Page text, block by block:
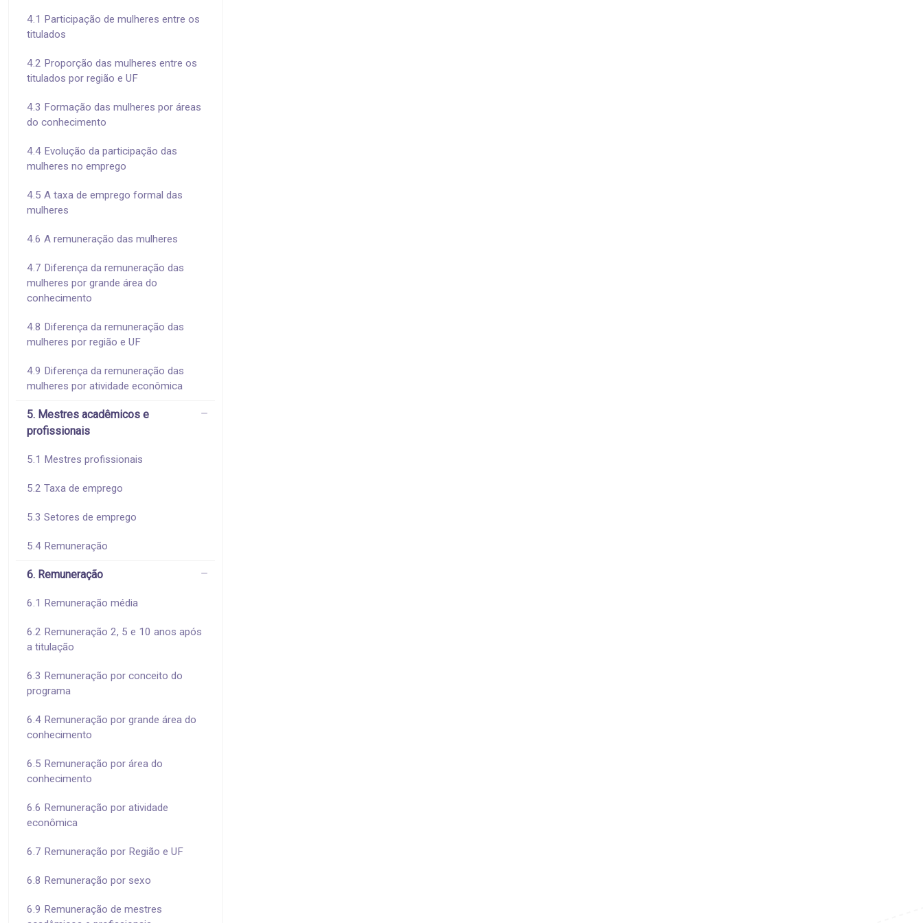
4.1 Participação de mulheres entre os
titulados
4.2 Proporção das mulheres entre os
titulados por região e UF
4.3 Formação das mulheres por áreas
do conhecimento
4.4 Evolução da participação das
mulheres no emprego
4.5 A taxa de emprego formal das
mulheres
4.6 A remuneração das mulheres
4.7 Diferença da remuneração das
mulheres por grande área do
conhecimento
4.8 Diferença da remuneração das
mulheres por região e UF
4.9 Diferença da remuneração das
mulheres por atividade econômica
5. Mestres acadêmicos e
profissionais
5.1 Mestres profissionais
5.2 Taxa de emprego
5.3 Setores de emprego
5.4 Remuneração
6. Remuneração
6.1 Remuneração média
6.2 Remuneração 2, 5 e 10 anos após
a titulação
6.3 Remuneração por conceito do
programa
6.4 Remuneração por grande área do
conhecimento
6.5 Remuneração por área do
conhecimento
6.6 Remuneração por atividade
econômica
6.7 Remuneração por Região e UF
6.8 Remuneração por sexo
6.9 Remuneração de mestres